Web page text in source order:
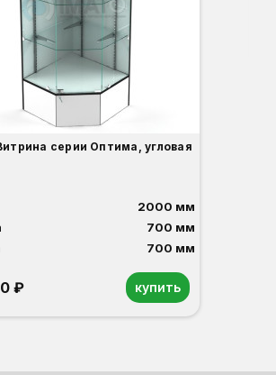
серии Оптима, угловая
2000 мм
700 мм
700 мм
₽ купить